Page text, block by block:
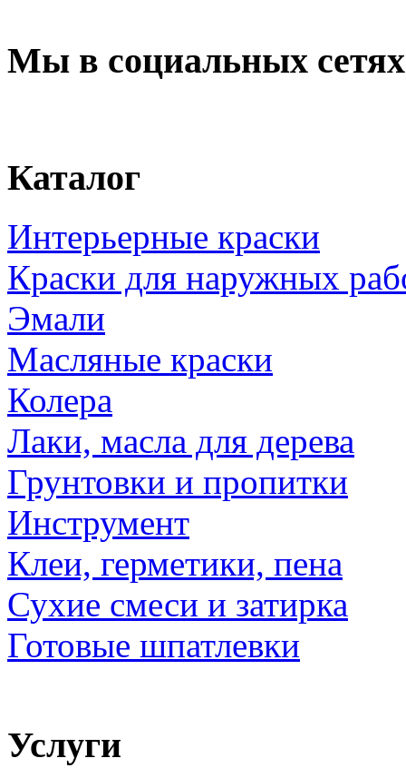
Мы в социальных сетях
Каталог
Интерьерные краски
Краски для наружных
Эмали
Масляные краски
Колера
Лаки, масла для дерева
Грунтовки и пропитки
Инструмент
Клеи, герметики, пена
Сухие смеси и затирка
Готовые шпатлевки
Услуги